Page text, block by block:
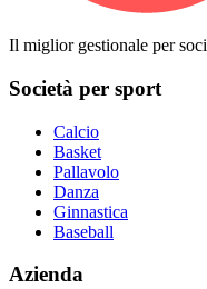
Il miglior gestionale per
Società per sport
Calcio
Basket
Pallavolo
Danza
Ginnastica
Baseball
Azienda